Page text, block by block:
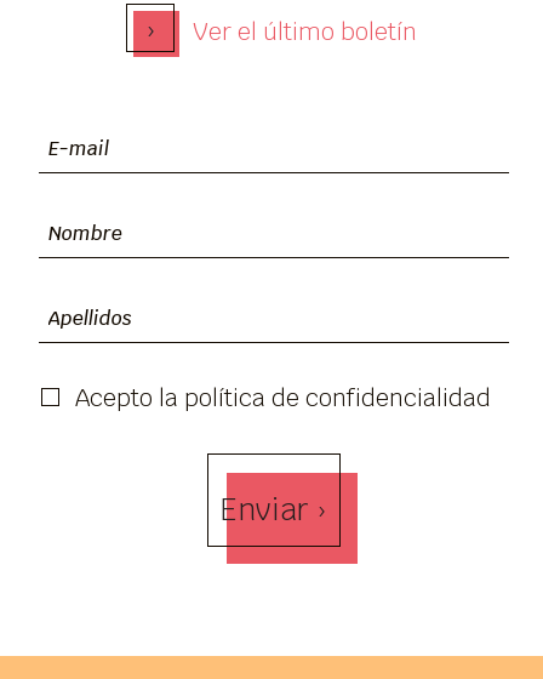
› Ver el último boletín
Acepto la política de confidencialidad
Enviar ›